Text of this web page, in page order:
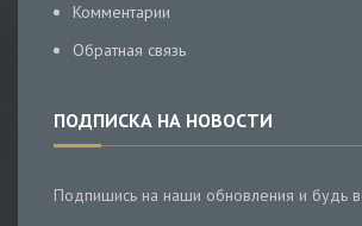
Комментарии
Обратная связь
ПОДПИСКА НА НОВОСТИ
Подпишись на наши обновления и будь